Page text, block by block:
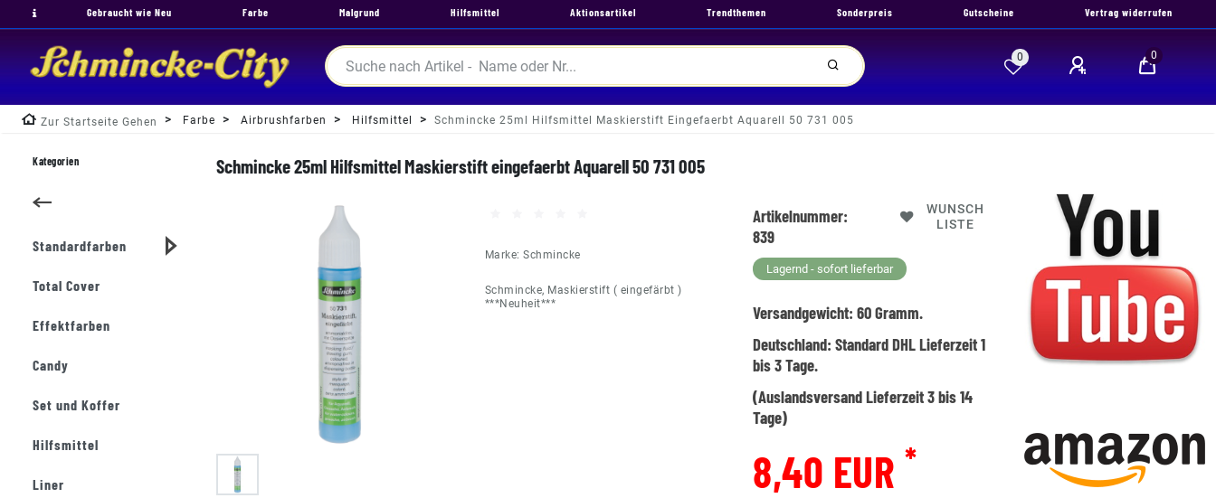
Gebraucht wie Neu Farbe Malgrund Hilfsmittel Aktionsartikel Trendthemen Sonderpreis Gutscheine Vertrag widerrufen
0 0
Zur Startseite Gehen Farbe Airbrushfarben Hilfsmittel Schmincke 25ml Hilfsmittel Maskierstift Eingefaerbt Aquarell 50 731 005
Schmincke 25ml Hilfsmittel Maskierstift eingefaerbt Aquarell 50 731 005
Marke:Schmincke
Schmincke, Maskierstift ( eingefärbt )
***Neuheit***
Artikelnummer:
839
WUNSCH
LISTE
Lagernd - sofort lieferbar
Versandgewicht:60Gramm.
Deutschland:Standard DHL Lieferzeit 1
bis 3 Tage.
(Auslandsversand Lieferzeit 3 bis 14
Tage)
8,40 EUR *
Kategorien
Standardfarben
Total Cover
Effektfarben
Candy
Set und Koffer
Hilfsmittel
Liner